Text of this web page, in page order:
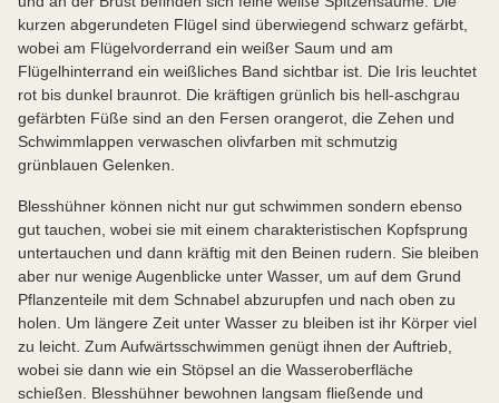
kurzen abgerundeten Flügel sind überwiegend schwarz gefärbt,
wobei am Flügelvorderrand ein weißer Saum und am
Flügelhinterrand ein weißliches Band sichtbar ist. Die Iris leuchtet
rot bis dunkel braunrot. Die kräftigen grünlich bis hell-aschgrau
gefärbten Füße sind an den Fersen orangerot, die Zehen und
Schwimmlappen verwaschen olivfarben mit schmutzig
grünblauen Gelenken.
Blesshühner können nicht nur gut schwimmen sondern ebenso
gut tauchen, wobei sie mit einem charakteristischen Kopfsprung
untertauchen und dann kräftig mit den Beinen rudern. Sie bleiben
aber nur wenige Augenblicke unter Wasser, um auf dem Grund
Pflanzenteile mit dem Schnabel abzurupfen und nach oben zu
holen. Um längere Zeit unter Wasser zu bleiben ist ihr Körper viel
zu leicht. Zum Aufwärtsschwimmen genügt ihnen der Auftrieb,
wobei sie dann wie ein Stöpsel an die Wasseroberfläche
schießen. Blesshühner bewohnen langsam fließende und